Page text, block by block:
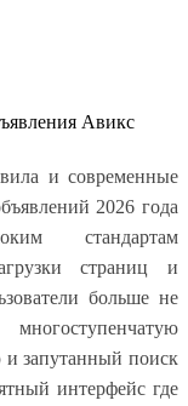
и современные
2026 года
стандартам
страниц и
больше не
запутанный поиск
интерфейс где